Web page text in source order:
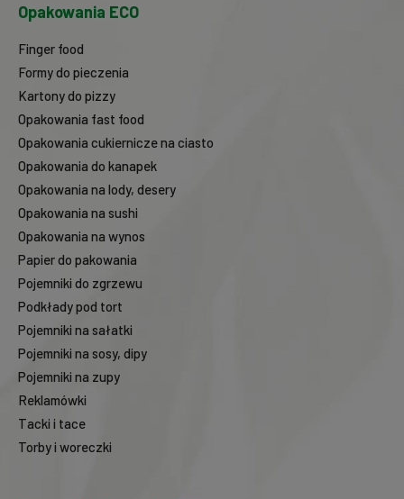
Opakowania ECO
Finger food
Formy do pieczenia
Kartony do pizzy
Opakowania fast food
Opakowania cukiernicze na ciasto
Opakowania do kanapek
Opakowania na lody, desery
Opakowania na sushi
Opakowania na wynos
Papier do pakowania
Pojemniki do zgrzewu
Podkłady pod tort
Pojemniki na sałatki
Pojemniki na sosy, dipy
Pojemniki na zupy
Reklamówki
Tacki i tace
Torby i woreczki